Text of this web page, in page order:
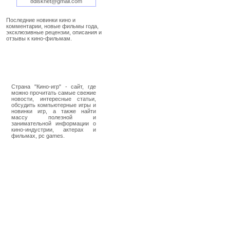
Последние новинки кино и
комментарии, новые фильмы года,
эксклюзивные рецензии, описания и
отзывы к кино-фильмам.
Страна "Кино-игр" - сайт, где
можно прочитать самые свежие
новости, интересные статьи,
обсудить компьютерные игры и
новинки игр, а также найти
массу полезной и
занимательной информации о
кино-индустрии, актерах и
фильмах, pc games.